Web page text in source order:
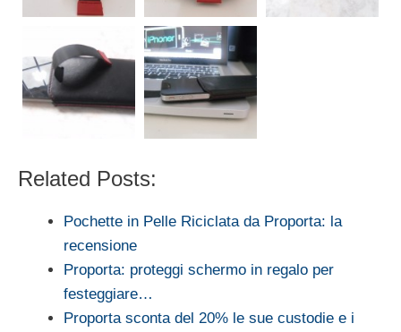
Related Posts:
Pochette in Pelle Riciclata da Proporta: la
recensione
Proporta: proteggi schermo in regalo per
festeggiare…
Proporta sconta del 20% le sue custodie e i